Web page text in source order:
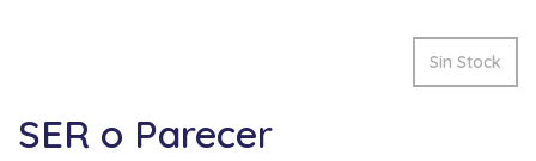
Sin Stock
SER o Parecer